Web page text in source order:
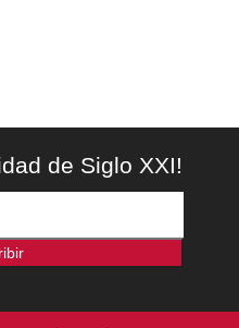
de Siglo XXI!